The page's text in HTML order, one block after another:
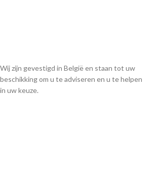
Wij zijn gevestigd in België en staan tot uw
beschikking om u te adviseren en u te helpen
in uw keuze.